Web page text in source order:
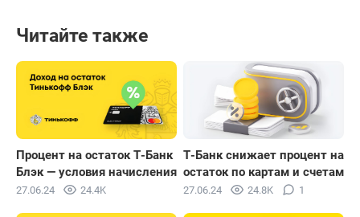
Читайте также
Процент на остаток Т-Банк
Блэк — условия начисления
27.06.24 24.4K
Т-Банк снижает процент на
остаток по картам и счетам
27.06.24 24.8K 1